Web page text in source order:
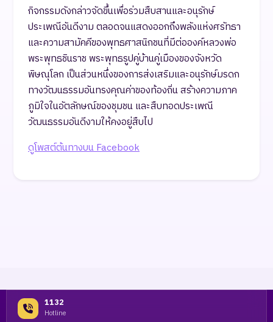
กิจกรรมดังกล่าวจัดขึ้นเพื่อร่วมสืบสานและอนุรักษ์
ประเพณีอันดีงาม ตลอดจนแสดงออกถึงพลังแห่งศรัทธา
และความสามัคคีของพุทธศาสนิกชนที่มีต่อองค์หลวงพ่อ
พระพุทธชินราช พระพุทธรูปคู่บ้านคู่เมืองของจังหวัด
พิษณุโลก เป็นส่วนหนึ่งของการส่งเสริมและอนุรักษ์มรดก
ทางวัฒนธรรมอันทรงคุณค่าของท้องถิ่น สร้างความภาค
ภูมิใจในอัตลักษณ์ของชุมชน และสืบทอดประเพณี
วัฒนธรรมอันดีงามให้คงอยู่สืบไป
ดูโพสต์ต้นทางบน Facebook
1132
Hotline